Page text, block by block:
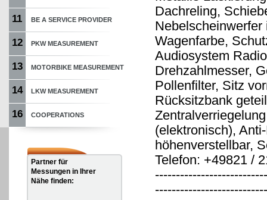
11 BE A SERVICE PROVIDER
12 PKW MEASUREMENT
13 MOTORBIKE MEASUREMENT
14 LKW MEASUREMENT
16 COOPERATIONS
Partner für
Messungen in Ihrer
Nähe finden:
Dachreling,
Wagenfarbe,
Audiosystem
Drehzahlmesser,
Pollenfilter, Sitz
Rücksitzbank
(elektronisch),
höhenverstellbar,
Telefon: +49821 /